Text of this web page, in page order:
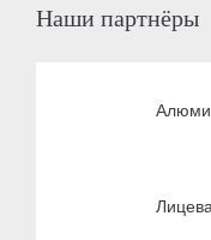
Наши партнёры